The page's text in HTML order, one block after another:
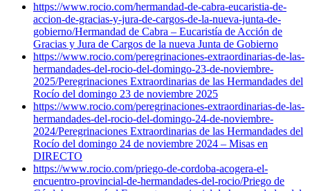
https://www.rocio.com/hermandad-de-cabra-eucaristia-de-
accion-de-gracias-y-jura-de-cargos-de-la-nueva-junta-de-
gobierno/Hermandad de Cabra – Eucaristía de Acción de
Gracias y Jura de Cargos de la nueva Junta de Gobierno
https://www.rocio.com/peregrinaciones-extraordinarias-de-las-
hermandades-del-rocio-del-domingo-23-de-noviembre-
2025/Peregrinaciones Extraordinarias de las Hermandades del
Rocío del domingo 23 de noviembre 2025
https://www.rocio.com/peregrinaciones-extraordinarias-de-las-
hermandades-del-rocio-del-domingo-24-de-noviembre-
2024/Peregrinaciones Extraordinarias de las Hermandades del
Rocío del domingo 24 de noviembre 2024 – Misas en
DIRECTO
https://www.rocio.com/priego-de-cordoba-acogera-el-
encuentro-provincial-de-hermandades-del-rocio/Priego de